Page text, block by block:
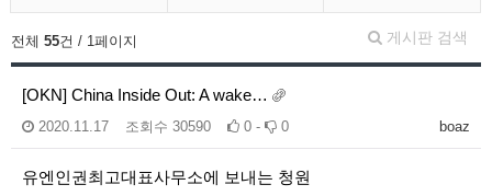
게시판 검색
전체 55건 / 1페이지
[OKN] China Inside Out: A wake…
boaz
2020.11.17 조회수 30590 0 - 0
유엔인권최고대표사무소에 보내는 청원